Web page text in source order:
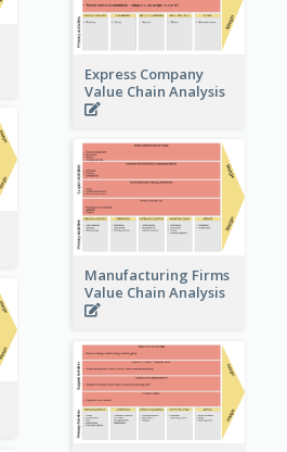
Express Company
Value Chain Analysis
Manufacturing Firms
Value Chain Analysis